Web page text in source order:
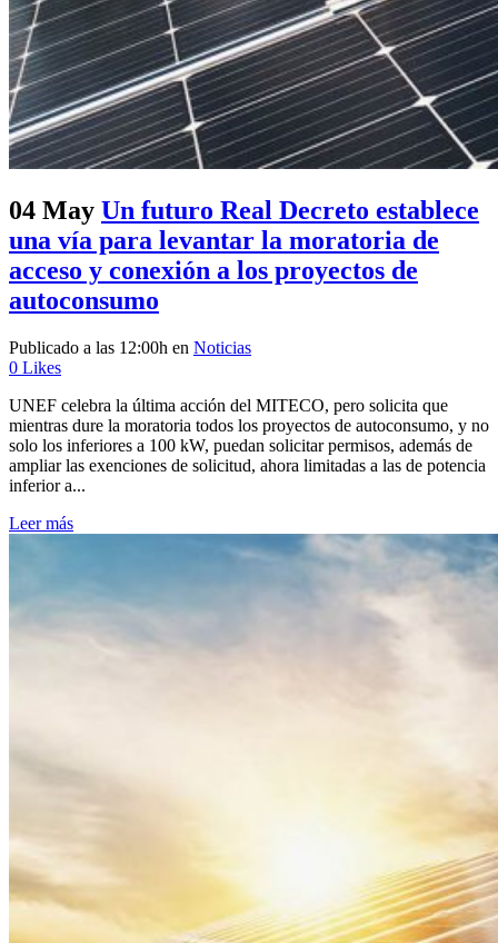
04 May Un futuro Real Decreto establece
una vía para levantar la moratoria de
acceso y conexión a los proyectos de
autoconsumo
Publicado a las 12:00h en Noticias
0 Likes
UNEF celebra la última acción del MITECO, pero solicita que
mientras dure la moratoria todos los proyectos de autoconsumo, y no
solo los inferiores a 100 kW, puedan solicitar permisos, además de
ampliar las exenciones de solicitud, ahora limitadas a las de potencia
inferior a...
Leer más